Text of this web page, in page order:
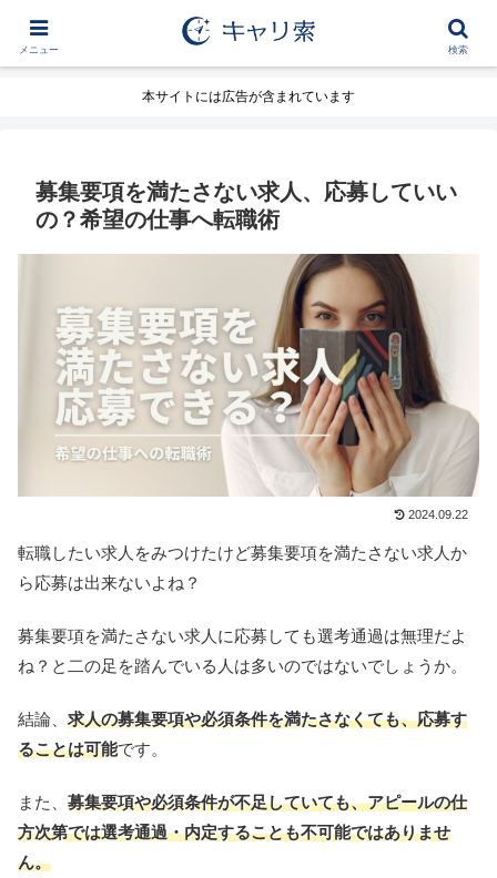
本サイトには広告が含まれています
募集要項を満たさない求人、応募していい
の？希望の仕事へ転職術
2024.09.22
転職したい求人をみつけたけど募集要項を満たさない求人か
ら応募は出来ないよね？
募集要項を満たさない求人に応募しても選考通過は無理だよ
ね？と二の足を踏んでいる人は多いのではないでしょうか。
結論、 求人の募集要項や必須条件を満たさなくても、応募す
ることは可能です。
また、 募集要項や必須条件が不足していても、アピールの仕
方次第では選考通過・内定することも不可能ではありませ
ん。
メニュー 検索